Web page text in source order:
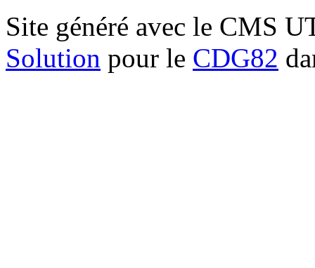
Site généré avec le CMS
Solution pour le CDG82